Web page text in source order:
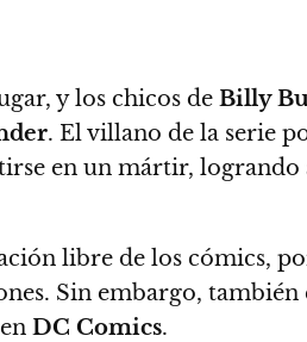
y los chicos de Billy
. El villano de la serie
en un mártir,
libre de los cómics,
Sin embargo, también
en DC Comics.